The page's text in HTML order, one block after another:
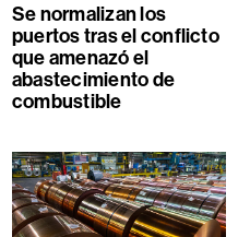
Se normalizan los
puertos tras el conflicto
que amenazó el
abastecimiento de
combustible